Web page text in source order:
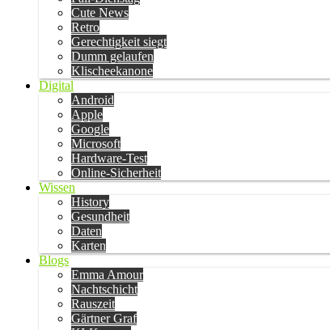
Cute News
Retro
Gerechtigkeit siegt
Dumm gelaufen
Klischeekanone
Digital
Android
Apple
Google
Microsoft
Hardware-Test
Online-Sicherheit
Wissen
History
Gesundheit
Daten
Karten
Blogs
Emma Amour
Nachtschicht
Rauszeit
Gärtner Graf